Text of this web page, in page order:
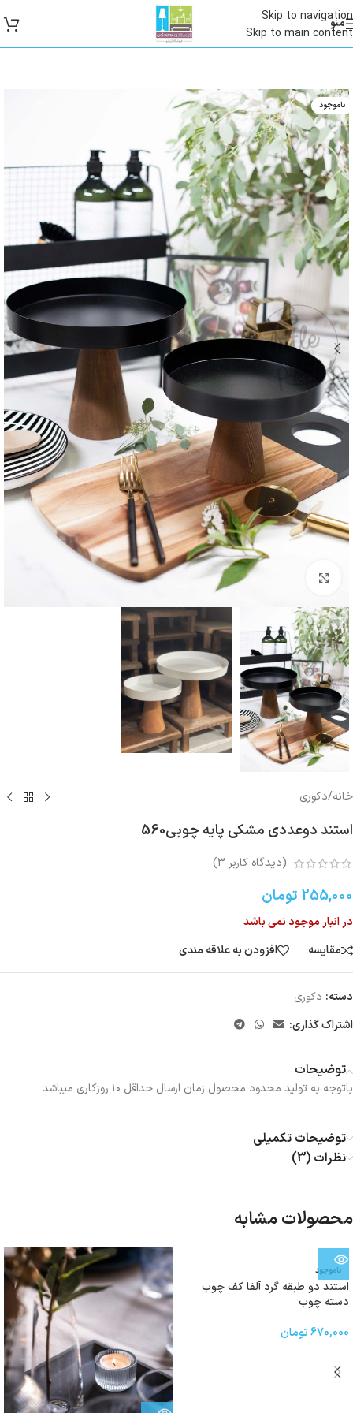
Skip to navigation
Skip to main content
منو
ناموجود
بزرگنمایی تصویر
خانه/دکوری
استند دوعددی مشکی پایه چوبی560
(دیدگاه کاربر 3
)
255,000 تومان
در انبار موجود نمی باشد
مقایسه
افزودن به علاقه مندی
دسته: دکوری
اشتراک گذاری:
توضیحات
باتوجه به تولید محدود محصول زمان ارسال حداقل ۱۰ روزکاری میباشد
توضیحات تکمیلی
نظرات (3)
محصولات مشابه
ناموجود
استند دو طبقه گرد آلفا کف چوب
دسته چوب
670,000تومان